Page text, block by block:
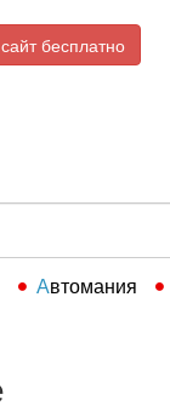
бесплатно
Автомания